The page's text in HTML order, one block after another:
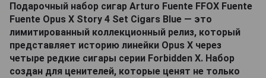
Подарочный набор сигар Arturo Fuente FFOX Fuente
Fuente Opus X Story 4 Set Cigars Blue — это
лимитированный коллекционный релиз, который
представляет историю линейки Opus X через
четыре редкие сигары серии Forbidden X. Набор
создан для ценителей, которые ценят не только